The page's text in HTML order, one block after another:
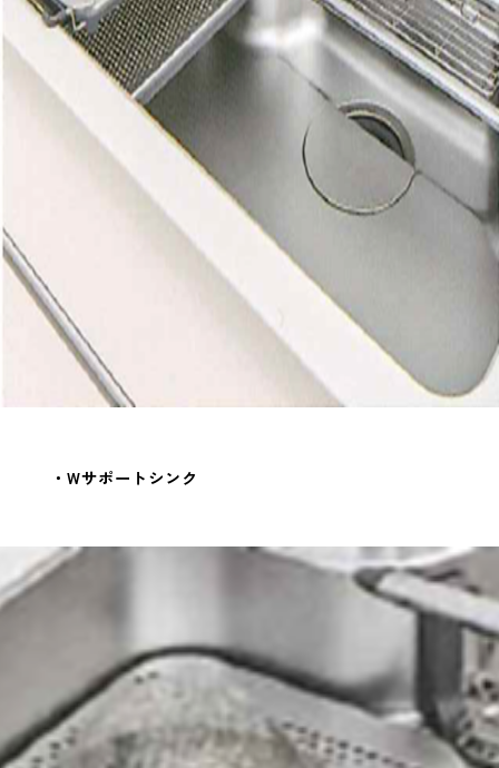
・Wサポートシンク